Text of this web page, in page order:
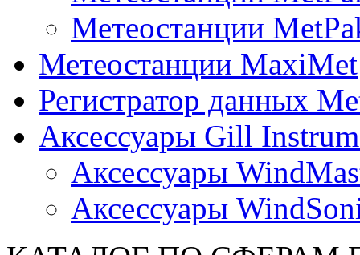
Метеостанции
Метеостанции MaxiMet
Регистратор данных
Аксессуары Gill
Аксессуары
Аксессуары